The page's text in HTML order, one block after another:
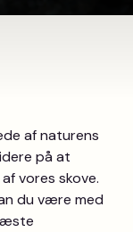
af naturens
på at
vores skove.
du være med